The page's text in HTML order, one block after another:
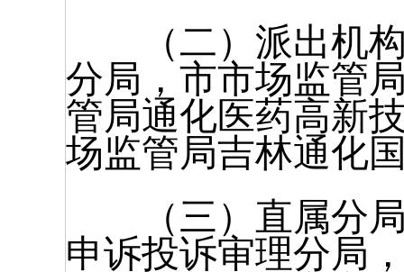
（二）派出机构
分局，市市场监管
管局通化医药高新
场监管局吉林通化
（三）直属分局
申诉投诉审理分局